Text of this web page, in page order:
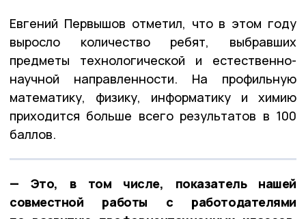
Евгений Первышов отметил, что в этом году
выросло количество ребят, выбравших
предметы технологической и естественно-
научной направленности. На профильную
математику, физику, информатику и химию
приходится больше всего результатов в 100
баллов.
— Это, в том числе, показатель нашей
совместной работы с работодателями